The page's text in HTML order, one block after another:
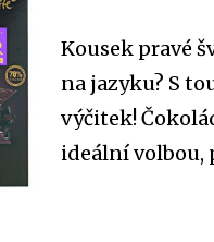
Kousek pravé
na jazyku? S
výčitek!
ideální